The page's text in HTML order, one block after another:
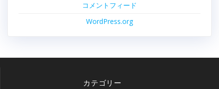
コメントフィード
WordPress.org
カテゴリー